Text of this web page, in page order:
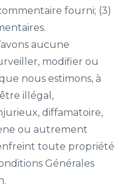
fourni; (3)
aucune
modifier ou
nous estimons, à
illégal,
diffamatoire,
ou autrement
toute propriété
Générales